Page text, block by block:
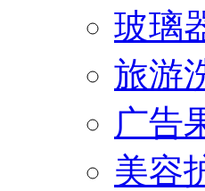
玻璃
旅游
广告
美容